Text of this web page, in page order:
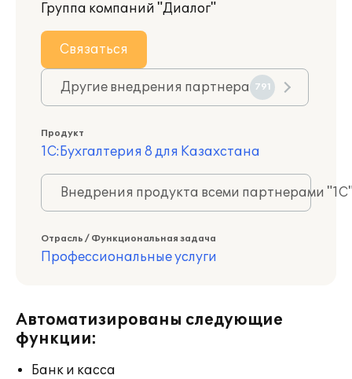
Группа компаний "Диалог"
Связаться
Другие внедрения партнера 791
Продукт
1С:Бухгалтерия 8 для Казахстана
Внедрения продукта всеми партнерами
Отрасль / Функциональная задача
Профессиональные услуги
Автоматизированы следующие
функции:
Банк и касса